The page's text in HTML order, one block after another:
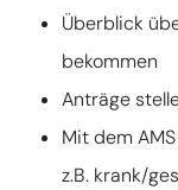
Überblick
bekommen
Anträge
Mit dem
z.B. krank/